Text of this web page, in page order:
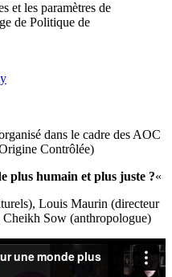
et les paramètres de
de Politique de
dans le cadre des AOC
Contrôlée)
plus humain et plus juste ?«
Louis Maurin (directeur
Cheikh Sow (anthropologue)